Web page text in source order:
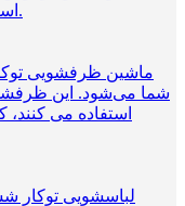
است. که استاندارد طراحی شده.
ماشین ظرفشویی
شما می‌شود. این
استفاده می
لباسشویی توکار